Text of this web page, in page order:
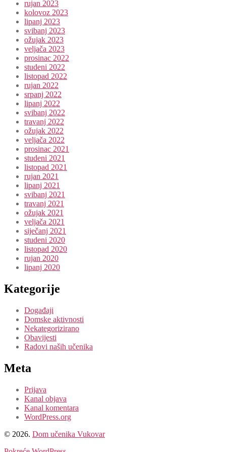
rujan 2023
kolovoz 2023
lipanj 2023
svibanj 2023
ožujak 2023
veljača 2023
prosinac 2022
studeni 2022
listopad 2022
rujan 2022
srpanj 2022
lipanj 2022
svibanj 2022
travanj 2022
ožujak 2022
veljača 2022
prosinac 2021
studeni 2021
listopad 2021
rujan 2021
lipanj 2021
svibanj 2021
travanj 2021
ožujak 2021
veljača 2021
siječanj 2021
studeni 2020
listopad 2020
rujan 2020
lipanj 2020
Kategorije
Događaji
Domske aktivnosti
Nekategorizirano
Obavijesti
Radovi naših učenika
Meta
Prijava
Kanal objava
Kanal komentara
WordPress.org
© 2026. Dom učenika Vukovar